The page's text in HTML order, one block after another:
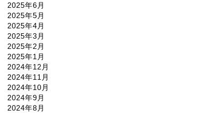
2025年6月
2025年5月
2025年4月
2025年3月
2025年2月
2025年1月
2024年12月
2024年11月
2024年10月
2024年9月
2024年8月